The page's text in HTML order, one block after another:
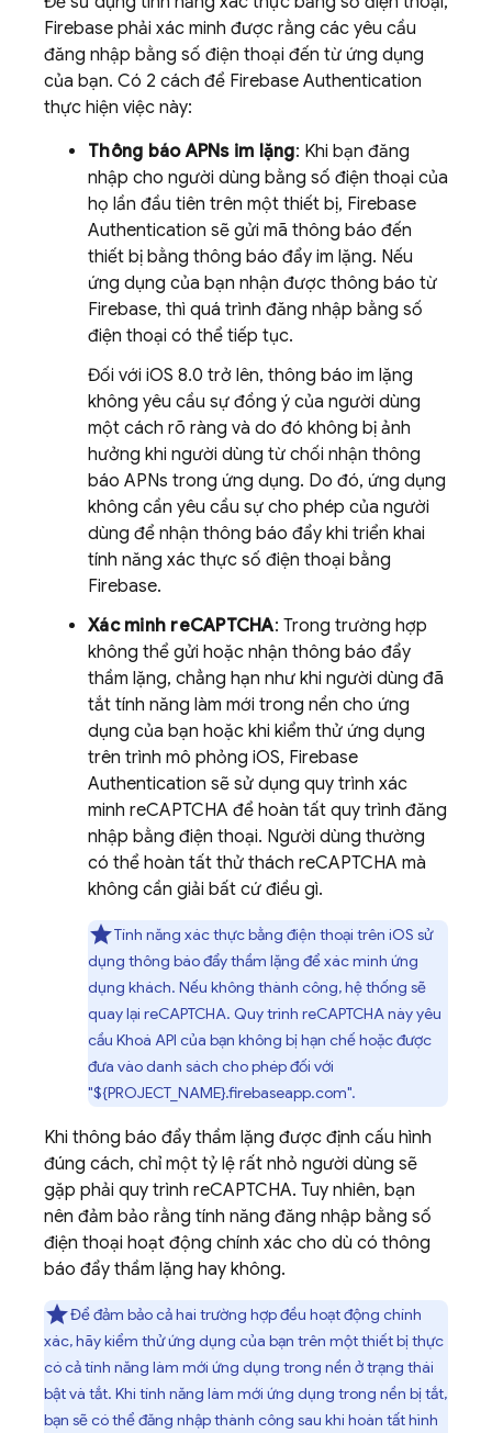
Firebase phải xác minh được rằng các yêu cầu
đăng nhập bằng số điện thoại đến từ ứng dụng
của bạn. Có 2 cách để Firebase Authentication
thực hiện việc này:
Thông báo APNs im lặng: Khi bạn đăng
nhập cho người dùng bằng số điện thoại của
họ lần đầu tiên trên một thiết bị, Firebase
Authentication sẽ gửi mã thông báo đến
thiết bị bằng thông báo đẩy im lặng. Nếu
ứng dụng của bạn nhận được thông báo từ
Firebase, thì quá trình đăng nhập bằng số
điện thoại có thể tiếp tục.
Đối với iOS 8.0 trở lên, thông báo im lặng
không yêu cầu sự đồng ý của người dùng
một cách rõ ràng và do đó không bị ảnh
hưởng khi người dùng từ chối nhận thông
báo APNs trong ứng dụng. Do đó, ứng dụng
không cần yêu cầu sự cho phép của người
dùng để nhận thông báo đẩy khi triển khai
tính năng xác thực số điện thoại bằng
Firebase.
Xác minh reCAPTCHA: Trong trường hợp
không thể gửi hoặc nhận thông báo đẩy
thầm lặng, chẳng hạn như khi người dùng đã
tắt tính năng làm mới trong nền cho ứng
dụng của bạn hoặc khi kiểm thử ứng dụng
trên trình mô phỏng iOS, Firebase
Authentication sẽ sử dụng quy trình xác
minh reCAPTCHA để hoàn tất quy trình đăng
nhập bằng điện thoại. Người dùng thường
có thể hoàn tất thử thách reCAPTCHA mà
không cần giải bất cứ điều gì.
Tính năng xác thực bằng điện thoại trên iOS sử
dụng thông báo đẩy thầm lặng để xác minh ứng
dụng khách. Nếu không thành công, hệ thống sẽ
quay lại reCAPTCHA. Quy trình reCAPTCHA này yêu
cầu Khoá API của bạn không bị hạn chế hoặc được
đưa vào danh sách cho phép đối với
"${PROJECT_NAME}.firebaseapp.com".
Khi thông báo đẩy thầm lặng được định cấu hình
đúng cách, chỉ một tỷ lệ rất nhỏ người dùng sẽ
gặp phải quy trình reCAPTCHA. Tuy nhiên, bạn
nên đảm bảo rằng tính năng đăng nhập bằng số
điện thoại hoạt động chính xác cho dù có thông
báo đẩy thầm lặng hay không.
Để đảm bảo cả hai trường hợp đều hoạt động chính
xác, hãy kiểm thử ứng dụng của bạn trên một thiết bị thực
có cả tính năng làm mới ứng dụng trong nền ở trạng thái
bật và tắt. Khi tính năng làm mới ứng dụng trong nền bị tắt,
bạn sẽ có thể đăng nhập thành công sau khi hoàn tất hình